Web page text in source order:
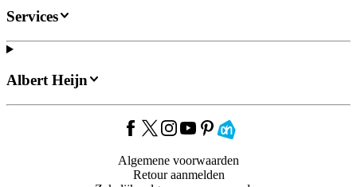
Services
Albert Heijn
Algemene voorwaarden
Retour aanmelden